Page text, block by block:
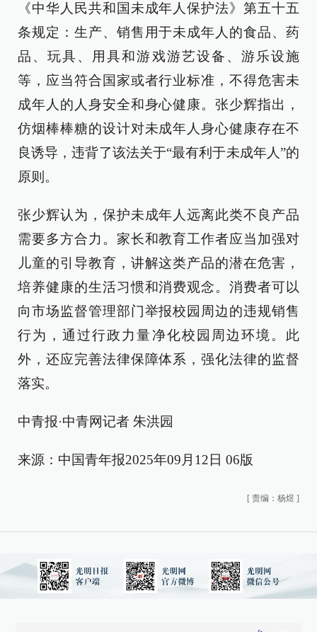
《中华人民共和国未成年人保护法》第五十五
条规定：生产、销售用于未成年人的食品、药
品、玩具、用具和游戏游艺设备、游乐设施
等，应当符合国家或者行业标准，不得危害未
成年人的人身安全和身心健康。张少辉指出，
仿烟棒棒糖的设计对未成年人身心健康存在不
良诱导，违背了该法关于“最有利于未成年人”的
原则。
张少辉认为，保护未成年人远离此类不良产品
需要多方合力。家长和教育工作者应当加强对
儿童的引导教育，讲解这类产品的潜在危害，
培养健康的生活习惯和消费观念。消费者可以
向市场监督管理部门举报校园周边的违规销售
行为，通过行政力量净化校园周边环境。此
外，还应完善法律保障体系，强化法律的监督
落实。
中青报·中青网记者 朱洪园
来源：中国青年报2025年09月12日 06版
[ 责编：杨煜 ]